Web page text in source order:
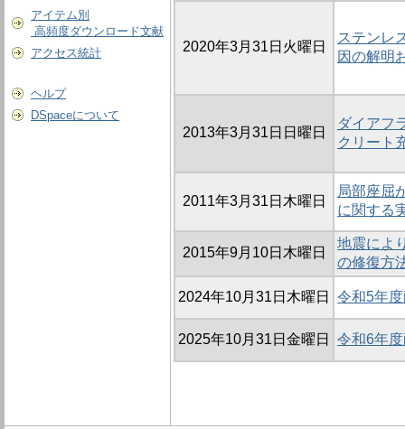
アイテム別
高頻度ダウンロード文献
アクセス統計
ヘルプ
DSpaceについて
2020年3月31日火曜日
ステンレ
因の解明
2013年3月31日日曜日
ダイアフ
クリート
2011年3月31日木曜日
局部座屈
に関する
2015年9月10日木曜日
地震によ
の修復方
2024年10月31日木曜日 令和5年
2025年10月31日金曜日 令和6年